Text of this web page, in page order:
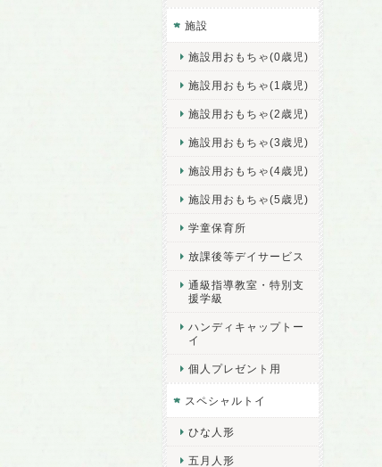
施設
施設用おもちゃ(0歳児)
施設用おもちゃ(1歳児)
施設用おもちゃ(2歳児)
施設用おもちゃ(3歳児)
施設用おもちゃ(4歳児)
施設用おもちゃ(5歳児)
学童保育所
放課後等デイサービス
通級指導教室・特別支
援学級
ハンディキャップトー
イ
個人プレゼント用
スペシャルトイ
ひな人形
五月人形